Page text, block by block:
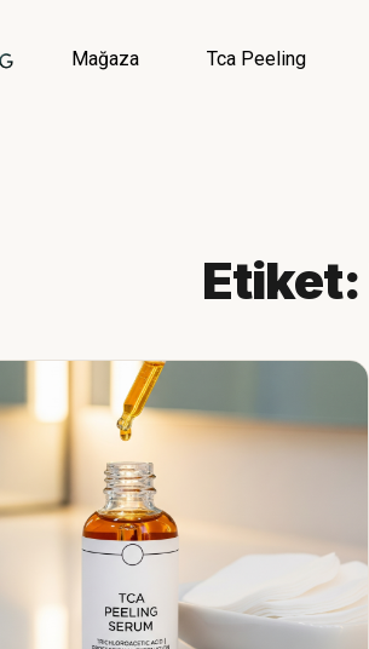
Mağaza Tca Peeling
Etiket: